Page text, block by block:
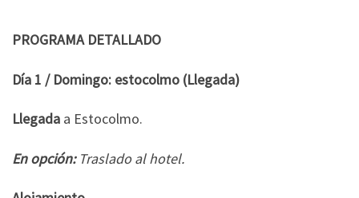
PROGRAMA DETALLADO
Día 1 / Domingo: estocolmo (Llegada)
Llegada a Estocolmo.
En opción: Traslado al hotel.